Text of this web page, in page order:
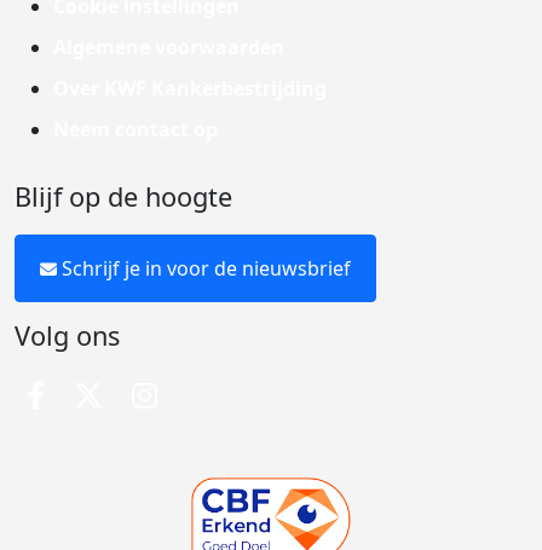
Blijf op de hoogte
Schrijf je in voor de nieuwsbrief
Volg ons